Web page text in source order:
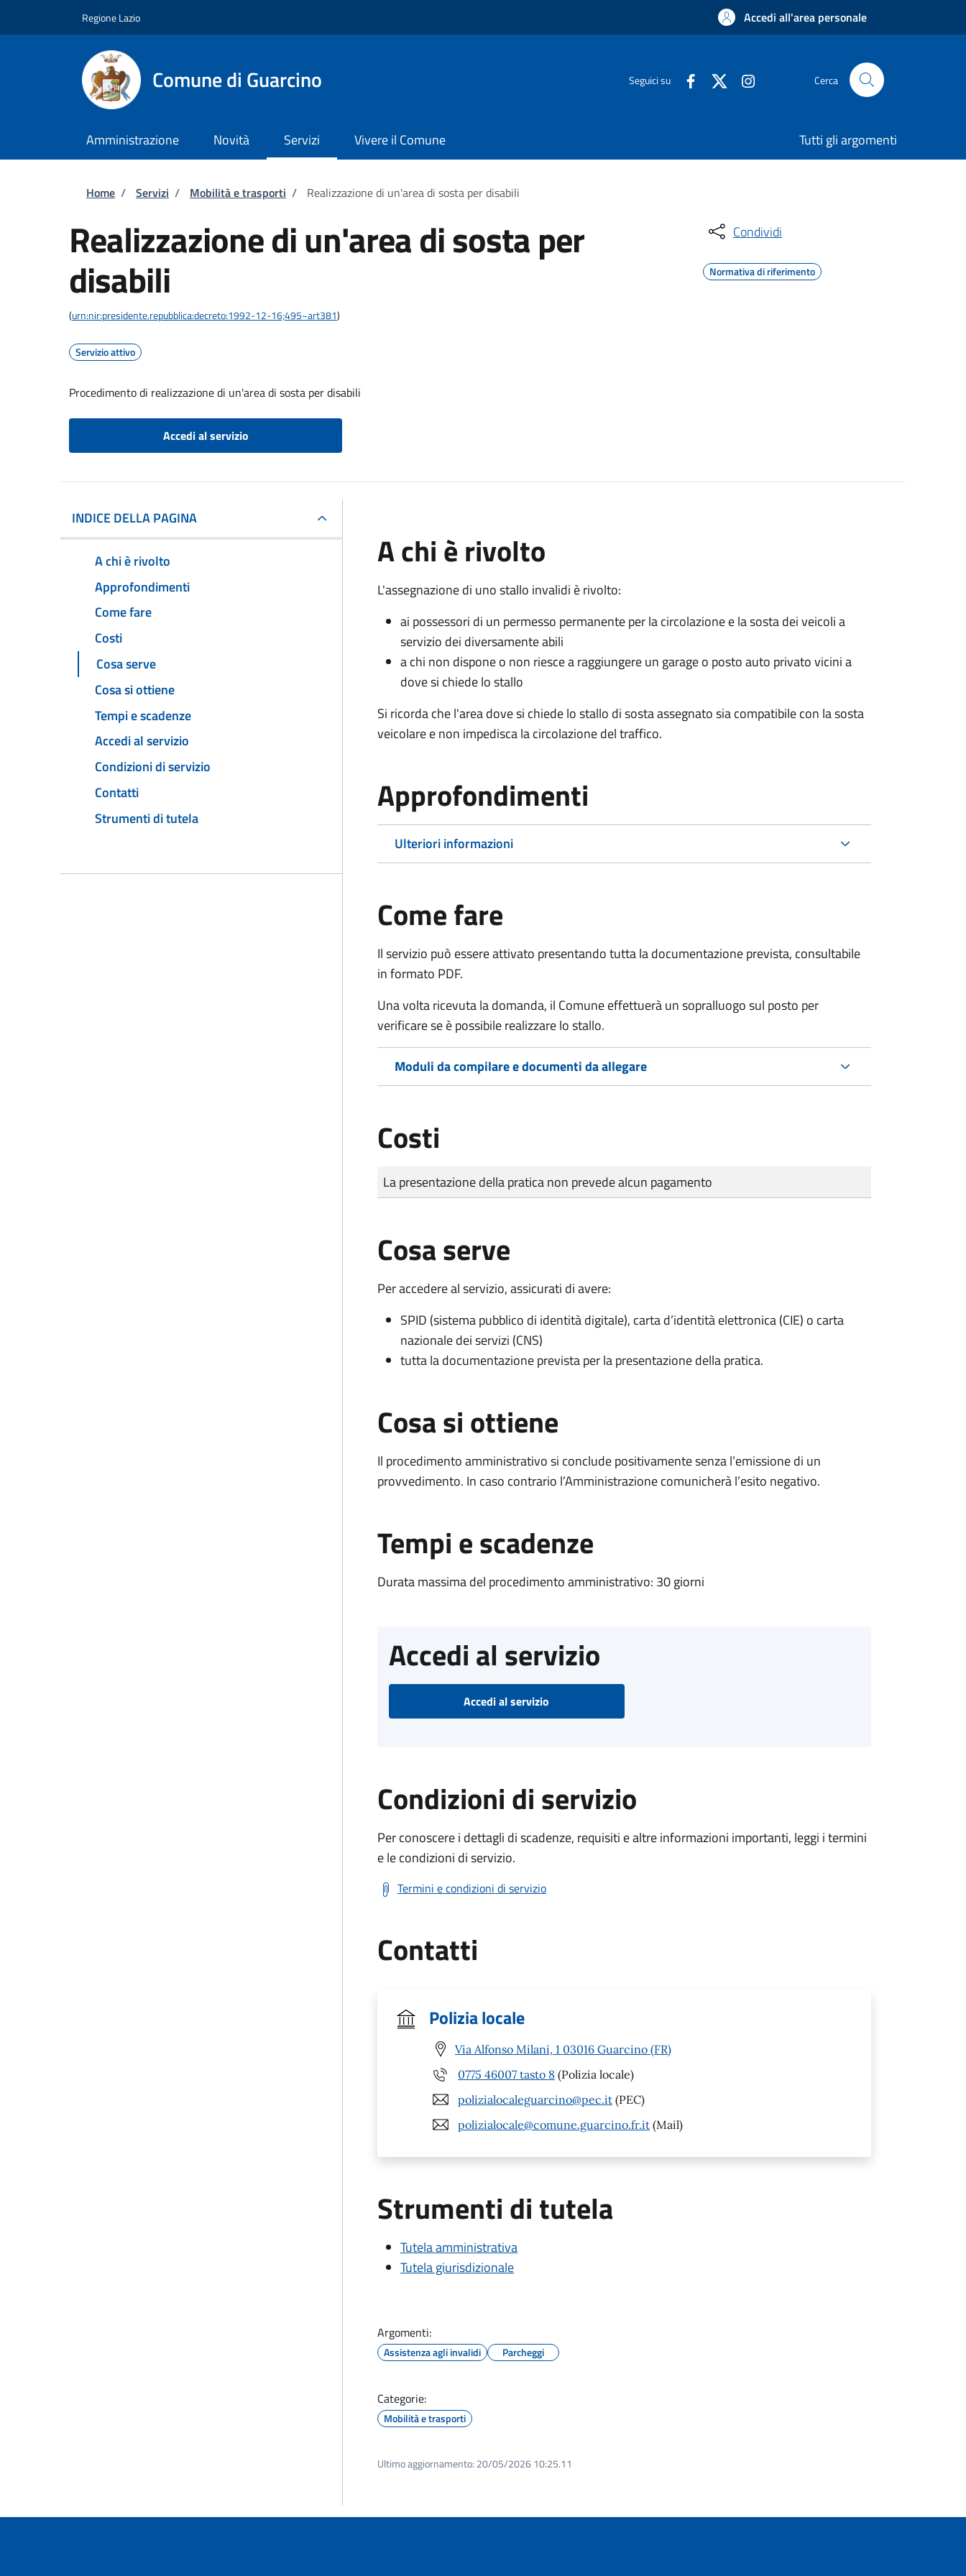
Regione Lazio Accedi all'area personale
Comune di Guarcino Seguici su Cerca
Amministrazione Novità Servizi Vivere il Comune Tutti gli argomenti
Briciole di pane
Home / Servizi / Mobilità e trasporti / Realizzazione di un'area di sosta per disabili
Realizzazione di un'area di sosta per
disabili
(urn:nir:presidente.repubblica:decreto:1992-12-16;495~art381)
Servizio attivo
Procedimento di realizzazione di un'area di sosta per disabili
Accedi al servizio
Condividi
Normativa di riferimento
INDICE DELLA PAGINA
A chi è rivolto
Approfondimenti
Come fare
Costi
Cosa serve
Cosa si ottiene
Tempi e scadenze
Accedi al servizio
Condizioni di servizio
Contatti
Strumenti di tutela
A chi è rivolto
L'assegnazione di uno stallo invalidi è rivolto:
ai possessori di un permesso permanente per la circolazione e la sosta dei veicoli a
servizio dei diversamente abili
a chi non dispone o non riesce a raggiungere un garage o posto auto privato vicini a
dove si chiede lo stallo
Si ricorda che l'area dove si chiede lo stallo di sosta assegnato sia compatibile con la sosta
veicolare e non impedisca la circolazione del traffico.
Approfondimenti
Ulteriori informazioni
Come fare
Il servizio può essere attivato presentando tutta la documentazione prevista, consultabile
in formato PDF.
Una volta ricevuta la domanda, il Comune effettuerà un sopralluogo sul posto per
verificare se è possibile realizzare lo stallo.
Moduli da compilare e documenti da allegare
Costi
Tipo di pagamento
Importo
La presentazione della pratica non prevede alcun pagamento
Cosa serve
Per accedere al servizio, assicurati di avere:
SPID (sistema pubblico di identità digitale), carta d’identità elettronica (CIE) o carta
nazionale dei servizi (CNS)
tutta la documentazione prevista per la presentazione della pratica.
Cosa si ottiene
Il procedimento amministrativo si conclude positivamente senza l’emissione di un
provvedimento. In caso contrario l’Amministrazione comunicherà l’esito negativo.
Tempi e scadenze
Durata massima del procedimento amministrativo: 30 giorni
Accedi al servizio
Accedi al servizio
Condizioni di servizio
Per conoscere i dettagli di scadenze, requisiti e altre informazioni importanti, leggi i termini
e le condizioni di servizio.
Termini e condizioni di servizio
Contatti
Polizia locale
Via Alfonso Milani, 1 03016 Guarcino (FR)
0775 46007 tasto 8 (Polizia locale)
polizialocaleguarcino@pec.it (PEC)
polizialocale@comune.guarcino.fr.it (Mail)
Strumenti di tutela
Tutela amministrativa
Tutela giurisdizionale
Argomenti:
Assistenza agli invalidi Parcheggi
Categorie:
Mobilità e trasporti
Ultimo aggiornamento: 20/05/2026 10:25.11